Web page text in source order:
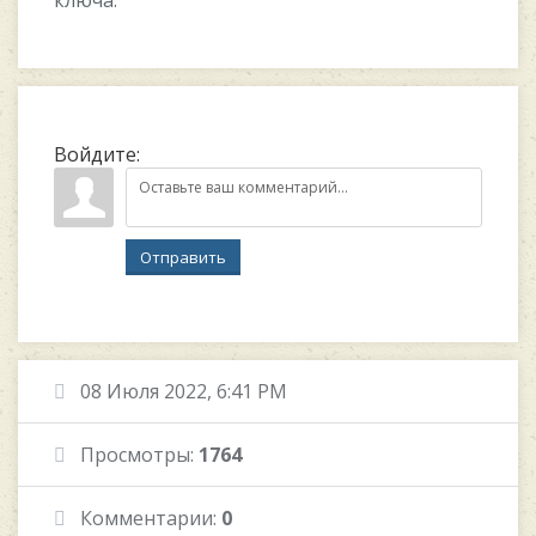
Войдите:
Отправить
08 Июля 2022, 6:41 PM
Просмотры: 1764
Комментарии: 0